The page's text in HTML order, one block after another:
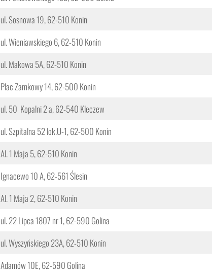
ul. Sosnowa 19, 62-510 Konin
ul. Wieniawskiego 6, 62-510 Konin
ul. Makowa 5A, 62-510 Konin
Plac Zamkowy 14, 62-500 Konin
ul. 50 Kopalni 2 a, 62-540 Kleczew
ul. Szpitalna 52 lok.U-1, 62-500 Konin
Al. 1 Maja 5, 62-510 Konin
Ignacewo 10 A, 62-561 Ślesin
Al. 1 Maja 2, 62-510 Konin
ul. 22 Lipca 1807 nr 1, 62-590 Golina
ul. Wyszyńskiego 23A, 62-510 Konin
Adamów 10E, 62-590 Golina